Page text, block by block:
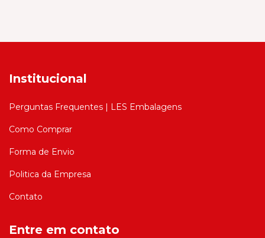
Institucional
Perguntas Frequentes | LES Embalagens
Como Comprar
Forma de Envio
Politica da Empresa
Contato
Entre em contato